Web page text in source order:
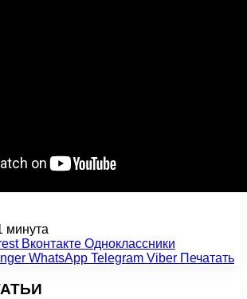
минута
Вконтакте Одноклассники
WhatsApp Telegram Viber Печатать